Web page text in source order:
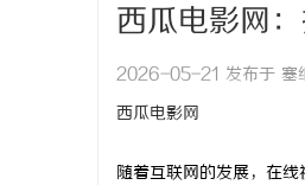
西瓜电影网
2026-05-21 发布于 塞
西瓜电影网
随着互联网的发展，在